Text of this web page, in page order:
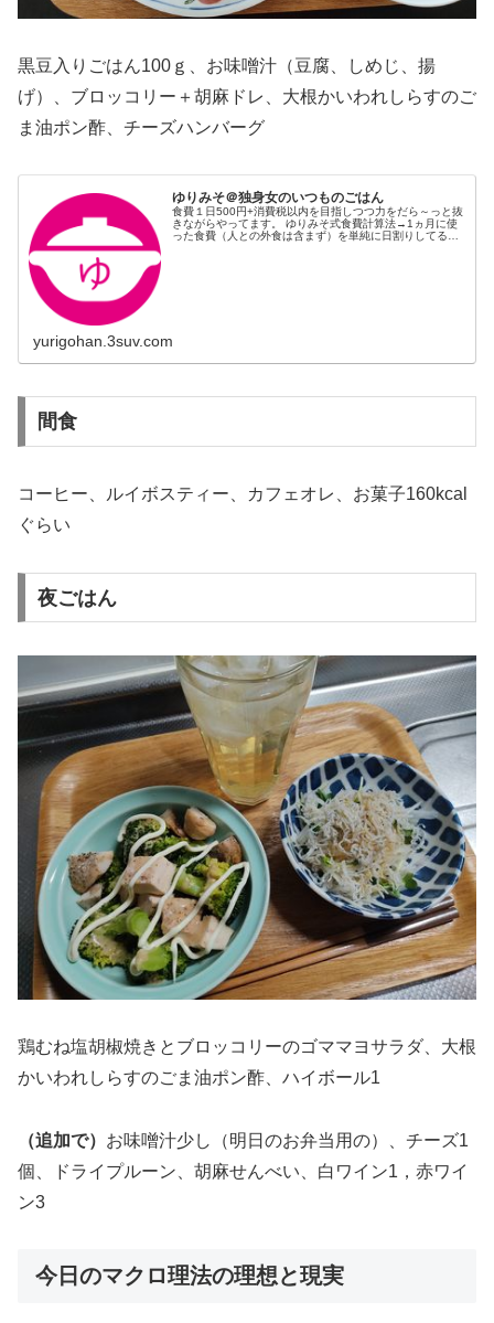
黒豆入りごはん100ｇ、お味噌汁（豆腐、しめじ、揚
げ）、ブロッコリー＋胡麻ドレ、大根かいわれしらすのご
ま油ポン酢、チーズハンバーグ
ゆりみそ＠独身女のいつものごはん
食費１日500円+消費税以内を目指しつつ力をだら～っと抜
きながらやってます。 ゆりみそ式食費計算法→1ヵ月に使
った食費（人との外食は含まず）を単純に日割りしてるだ
yurigohan.3suv.com
間食
コーヒー、ルイボスティー、カフェオレ、お菓子160kcal
ぐらい
夜ごはん
鶏むね塩胡椒焼きとブロッコリーのゴママヨサラダ、大根
かいわれしらすのごま油ポン酢、ハイボール1
（追加で） お味噌汁少し（明日のお弁当用の）、チーズ1
個、ドライプルーン、胡麻せんべい、白ワイン1，赤ワイ
ン3
今日のマクロ理法の理想と現実